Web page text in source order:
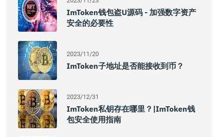
ImToken钱包盗U源码 - 加强数字资产
安全的必要性
2023/11/20
ImToken子地址是否能接收到币？
2023/12/31
ImToken私钥存在哪里？|imToken钱
包安全使用指南